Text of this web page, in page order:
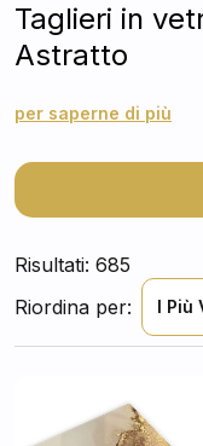
Taglieri in
Astratto
per saperne di più
Risultati: 685
Riordina per:
I Più